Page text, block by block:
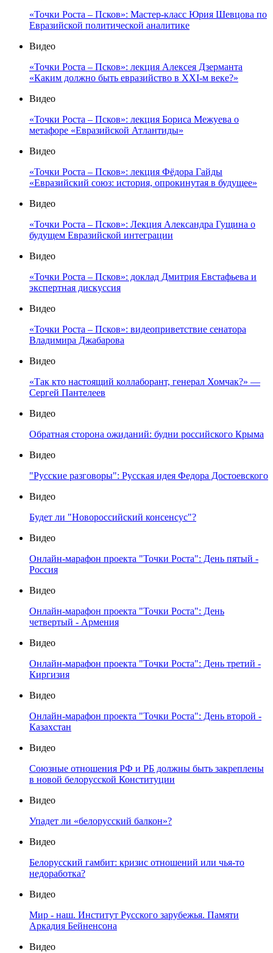
«Точки Роста – Псков»: Мастер-класс Юрия Шевцова по
Евразийской политической аналитике
Видео
«Точки Роста – Псков»: лекция Алексея Дзерманта
«Каким должно быть евразийство в XXI-м веке?»
Видео
«Точки Роста – Псков»: лекция Бориса Межуева о
метафоре «Евразийской Атлантиды»
Видео
«Точки Роста – Псков»: лекция Фёдора Гайды
«Евразийский союз: история, опрокинутая в будущее»
Видео
«Точки Роста – Псков»: Лекция Александра Гущина о
будущем Евразийской интеграции
Видео
«Точки Роста – Псков»: доклад Дмитрия Евстафьева и
экспертная дискуссия
Видео
«Точки Роста – Псков»: видеоприветствие сенатора
Владимира Джабарова
Видео
«Так кто настоящий коллаборант, генерал Хомчак?» —
Сергей Пантелеев
Видео
Обратная сторона ожиданий: будни российского Крыма
Видео
"Русские разговоры": Русская идея Федора Достоевского
Видео
Будет ли "Новороссийский консенсус"?
Видео
Онлайн-марафон проекта "Точки Роста": День пятый -
Россия
Видео
Онлайн-марафон проекта "Точки Роста": День
четвертый - Армения
Видео
Онлайн-марафон проекта "Точки Роста": День третий -
Киргизия
Видео
Онлайн-марафон проекта "Точки Роста": День второй -
Казахстан
Видео
Союзные отношения РФ и РБ должны быть закреплены
в новой белорусской Конституции
Видео
Упадет ли «белорусский балкон»?
Видео
Белорусский гамбит: кризис отношений или чья-то
недоработка?
Видео
Мир - наш. Институт Русского зарубежья. Памяти
Аркадия Бейненсона
Видео